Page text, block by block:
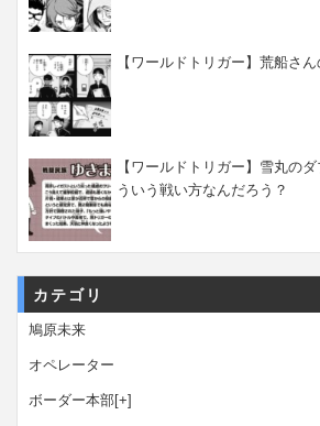
【ワールドトリガー】荒船さ
【ワールドトリガー】雪丸の
ういう戦い方なんだろう？
カテゴリ
鳩原未来
オペレーター
ボーダー本部[+]